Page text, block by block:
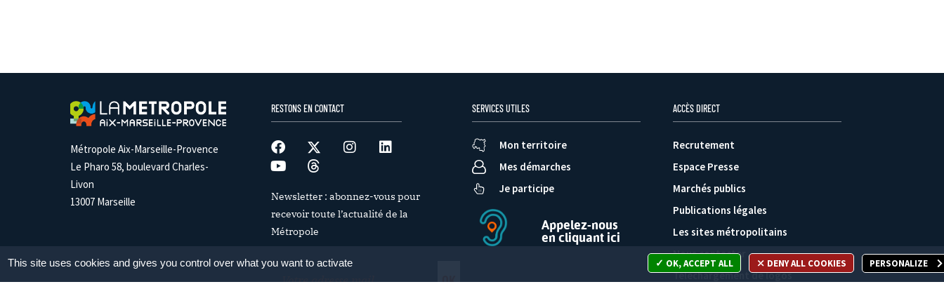
Métropole Aix-Marseille-Provence
Le Pharo 58, boulevard Charles-
Livon
13007 Marseille
RESTONS EN CONTACT
Newsletter : abonnez-vous pour
recevoir toute l’actualité de la
Métropole
SERVICES UTILES
Mon territoire
Mes démarches
Je participe
Appelez-nous
en cliquant ici
ACCÈS DIRECT
Recrutement
Espace Presse
Marchés publics
Publications légales
Les sites métropolitains
Nous contacter
Téléchargement de logos
This site uses cookies and gives you control over what you want to activate OK, ACCEPT ALL DENY ALL COOKIES PERSONALIZE